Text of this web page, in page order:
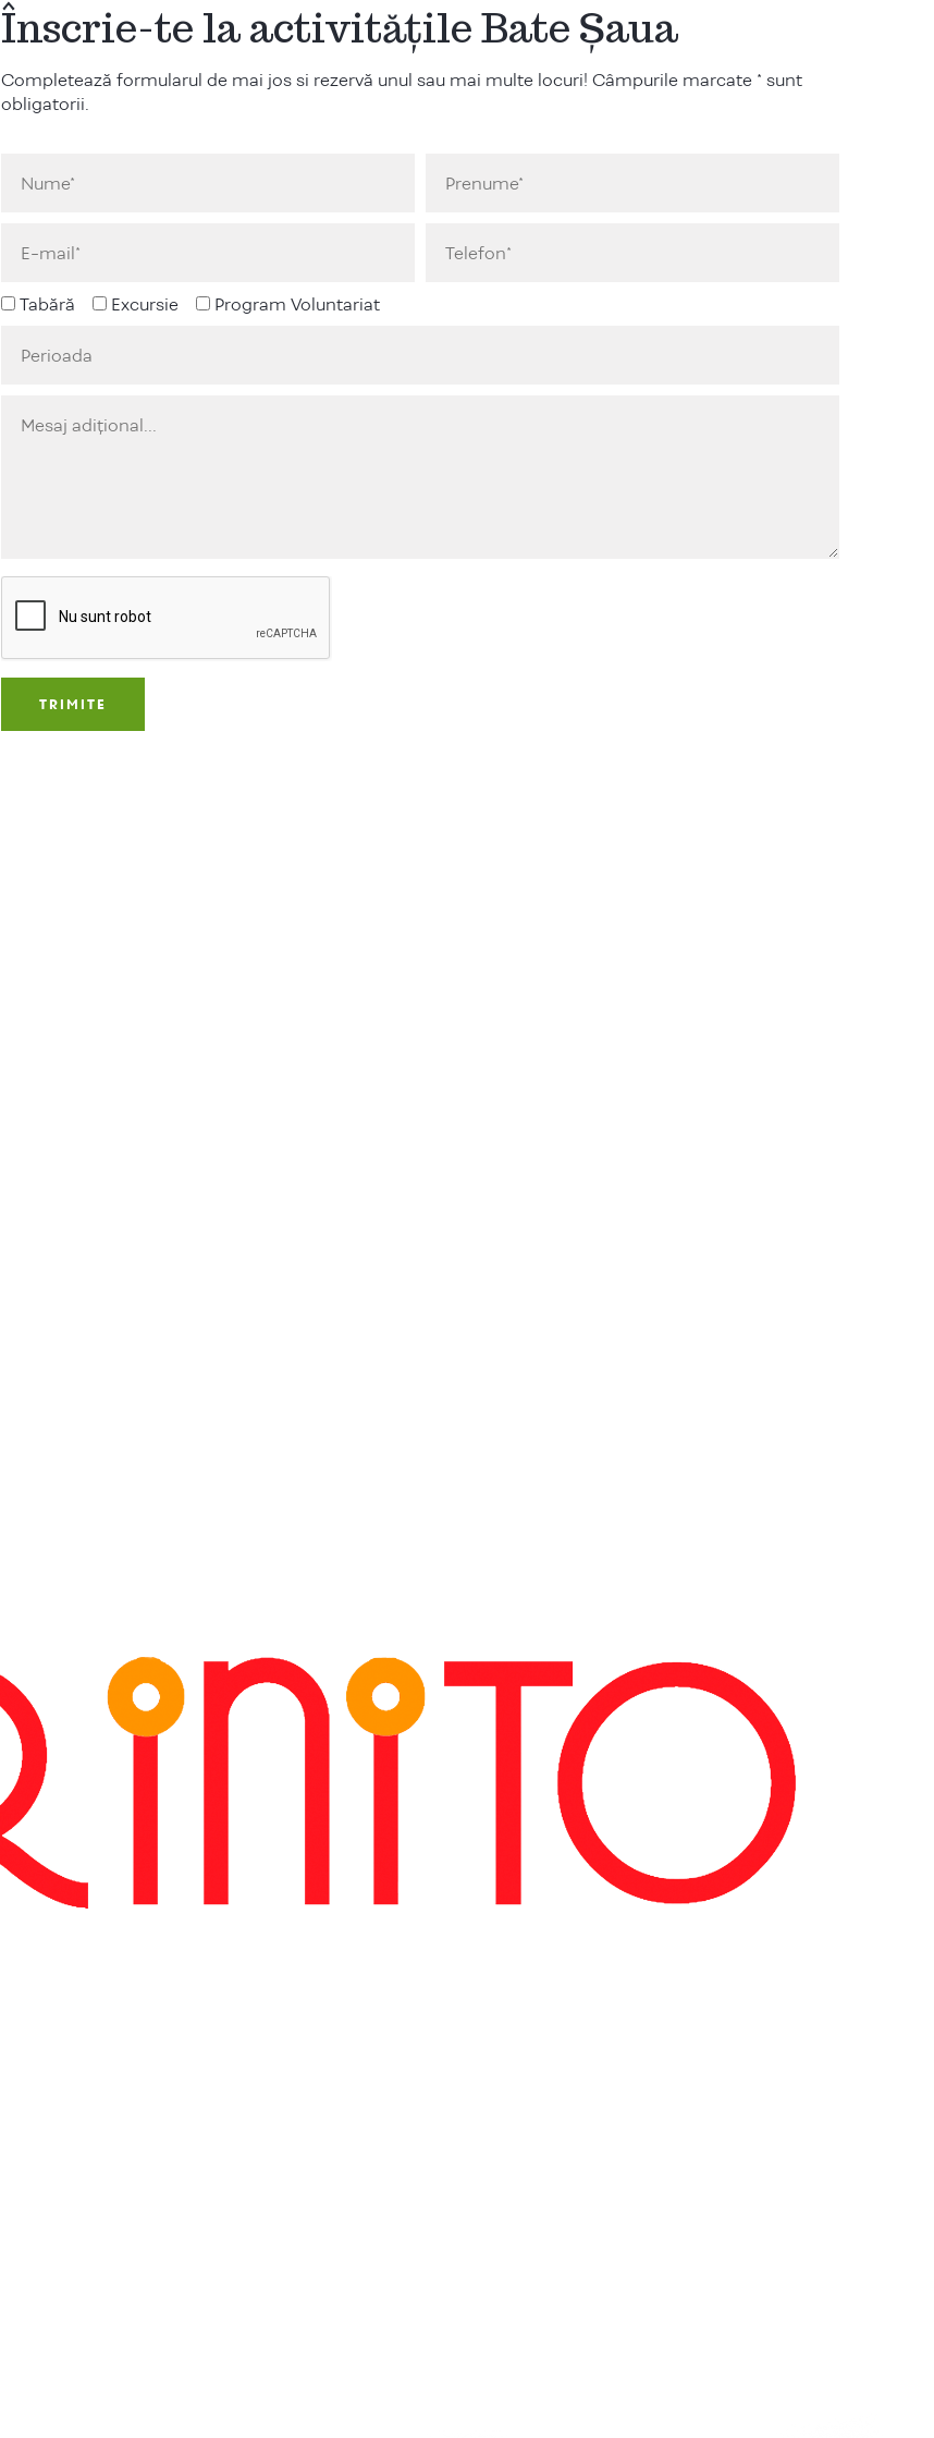
Înscrie-te la activitățile Bate Șaua
Completează formularul de mai jos si rezervă unul sau mai multe locuri! Câmpurile marcate * sunt
obligatorii.
Tabără Excursie Program Voluntariat